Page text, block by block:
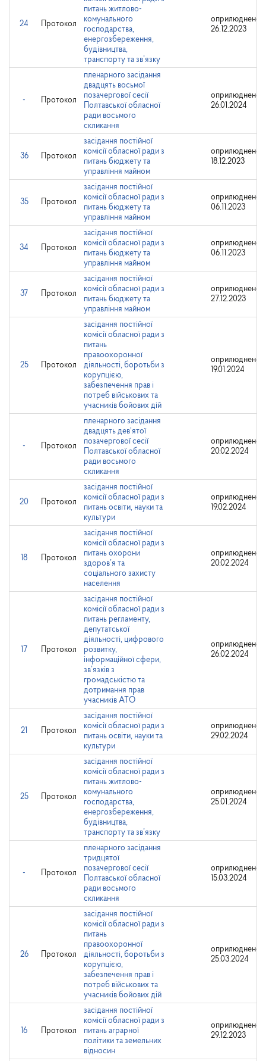
24 Протокол
питань житлово-
комунального
господарства,
енергозбереження,
будівництва,
транспорту та зв’язку
оприлюднено:
26.12.2023
- Протокол
пленарного засідання
двадцять восьмої
позачергової сесії
Полтавської обласної
ради восьмого
скликання
оприлюднено:
26.01.2024
36 Протокол
засідання постійної
комісії обласної ради з
питань бюджету та
управління майном
оприлюднено:
18.12.2023
35 Протокол
засідання постійної
комісії обласної ради з
питань бюджету та
управління майном
оприлюднено:
06.11.2023
34 Протокол
засідання постійної
комісії обласної ради з
питань бюджету та
управління майном
оприлюднено:
06.11.2023
37 Протокол
засідання постійної
комісії обласної ради з
питань бюджету та
управління майном
оприлюднено:
27.12.2023
25 Протокол
засідання постійної
комісії обласної ради з
питань
правоохоронної
діяльності, боротьби з
корупцією,
забезпечення прав і
потреб військових та
учасників бойових дій
оприлюднено:
19.01.2024
- Протокол
пленарного засідання
двадцять дев'ятої
позачергової сесії
Полтавської обласної
ради восьмого
скликання
оприлюднено:
20.02.2024
20 Протокол
засідання постійної
комісії обласної ради з
питань освіти, науки та
культури
оприлюднено:
19.02.2024
18 Протокол
засідання постійної
комісії обласної ради з
питань охорони
здоров’я та
соціального захисту
населення
оприлюднено:
20.02.2024
17 Протокол
засідання постійної
комісії обласної ради з
питань регламенту,
депутатської
діяльності, цифрового
розвитку,
інформаційної сфери,
зв’язків з
громадськістю та
дотримання прав
учасників АТО
оприлюднено:
26.02.2024
21 Протокол
засідання постійної
комісії обласної ради з
питань освіти, науки та
культури
оприлюднено:
29.02.2024
25 Протокол
засідання постійної
комісії обласної ради з
питань житлово-
комунального
господарства,
енергозбереження,
будівництва,
транспорту та зв’язку
оприлюднено:
25.01.2024
- Протокол
пленарного засідання
тридцятої
позачергової сесії
Полтавської обласної
ради восьмого
скликання
оприлюднено:
15.03.2024
26 Протокол
засідання постійної
комісії обласної ради з
питань
правоохоронної
діяльності, боротьби з
корупцією,
забезпечення прав і
потреб військових та
учасників бойових дій
оприлюднено:
25.03.2024
16 Протокол
засідання постійної
комісії обласної ради з
питань аграрної
політики та земельних
відносин
оприлюднено:
29.12.2023